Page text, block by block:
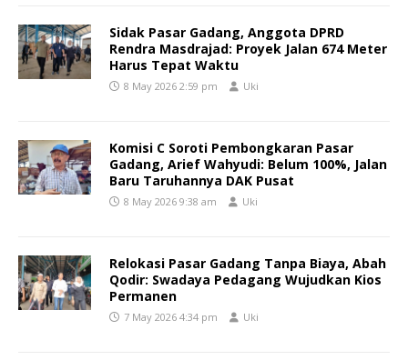
Sidak Pasar Gadang, Anggota DPRD
Rendra Masdrajad: Proyek Jalan 674 Meter
Harus Tepat Waktu
8 May 2026 2:59 pm Uki
Komisi C Soroti Pembongkaran Pasar
Gadang, Arief Wahyudi: Belum 100%, Jalan
Baru Taruhannya DAK Pusat
8 May 2026 9:38 am Uki
Relokasi Pasar Gadang Tanpa Biaya, Abah
Qodir: Swadaya Pedagang Wujudkan Kios
Permanen
7 May 2026 4:34 pm Uki